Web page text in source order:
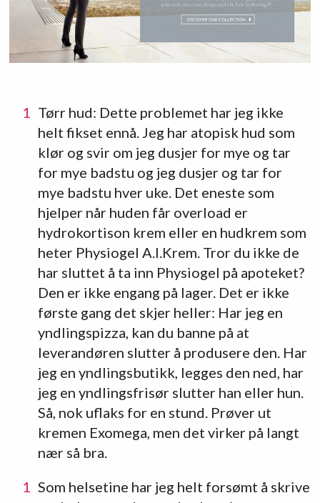
Tørr hud: Dette problemet har jeg ikke
helt fikset ennå. Jeg har atopisk hud som
klør og svir om jeg dusjer for mye og tar
for mye badstu og jeg dusjer og tar for
mye badstu hver uke. Det eneste som
hjelper når huden får overload er
hydrokortison krem eller en hudkrem som
heter Physiogel A.I.Krem. Tror du ikke de
har sluttet å ta inn Physiogel på apoteket?
Den er ikke engang på lager. Det er ikke
første gang det skjer heller: Har jeg en
yndlingspizza, kan du banne på at
leverandøren slutter å produsere den. Har
jeg en yndlingsbutikk, legges den ned, har
jeg en yndlingsfrisør slutter han eller hun.
Så, nok uflaks for en stund. Prøver ut
kremen Exomega, men det virker på langt
nær så bra.
Som helsetine har jeg helt forsømt å skrive